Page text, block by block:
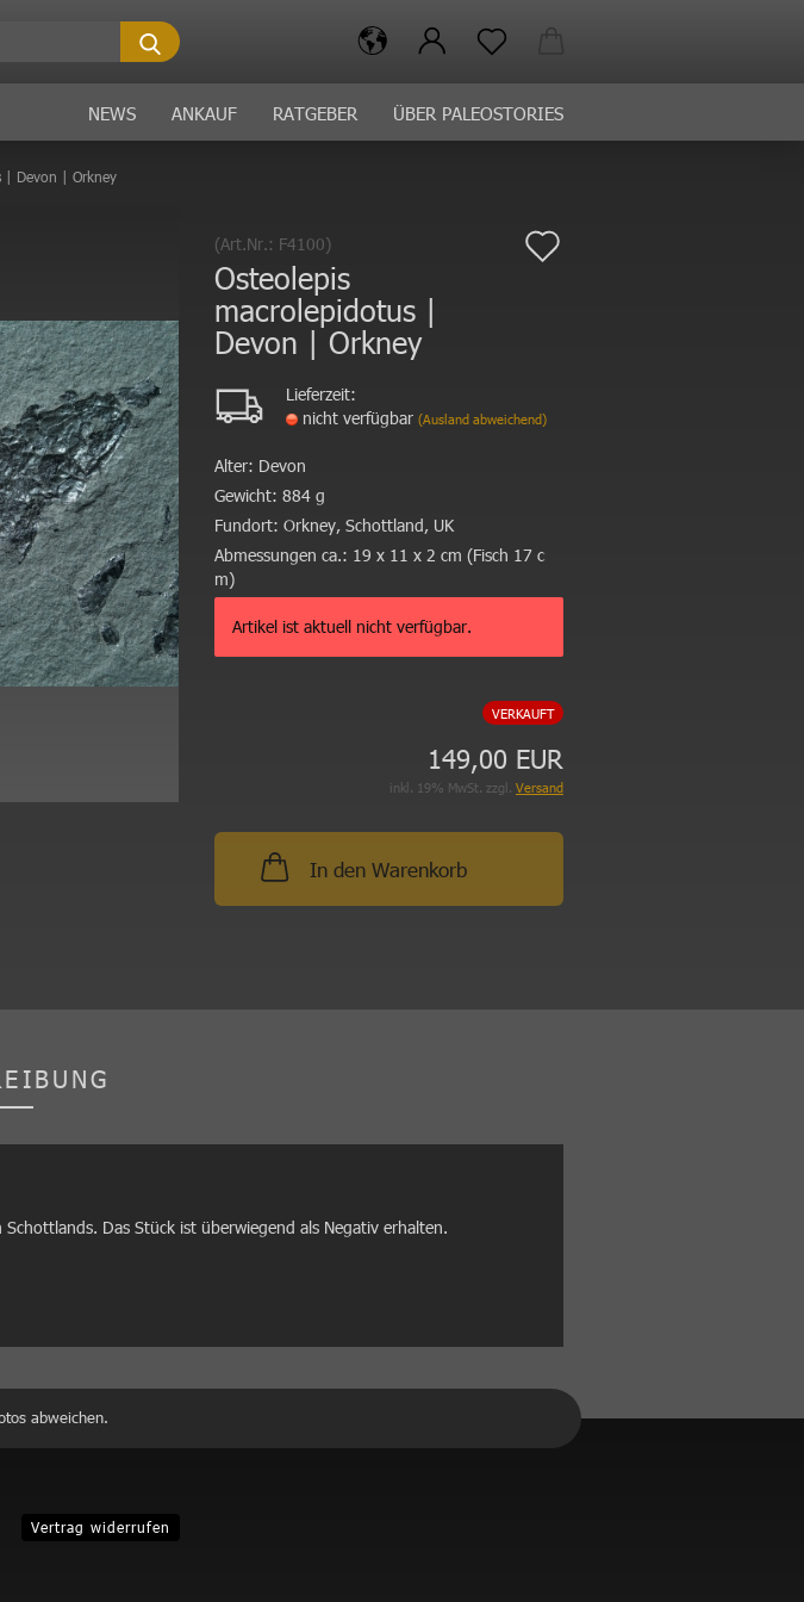
Suche...
NEWS ANKAUF RATGEBER ÜBER PALEOSTORIES
| Devon | Orkney
(Art.Nr.: F4100)
Osteolepis
macrolepidotus |
Devon | Orkney
Lieferzeit:
nicht verfügbar (Ausland abweichend)
Alter: Devon
Gewicht: 884 g
Fundort: Orkney, Schottland, UK
Abmessungen ca.: 19 x 11 x 2 cm (Fisch 17 c
m)
Artikel ist aktuell nicht verfügbar.
VERKAUFT
149,00 EUR
inkl. 19% MwSt. zzgl. Versand
In den Warenkorb
Das Stück ist überwiegend als Negativ erhalten.
abweichen.
Vertrag widerrufen